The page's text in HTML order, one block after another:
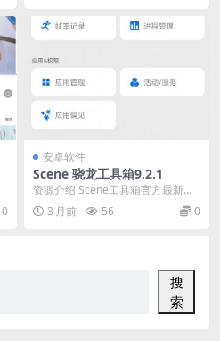
0
安卓软件
Scene 骁龙工具箱9.2.1
资源介绍 Scene工具箱官方最新版
是一款功能非常强大的工具箱软
件。用户通过该应...
3 月前 56 0
搜
索